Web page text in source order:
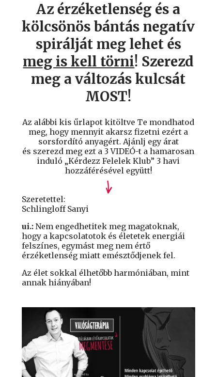
Az érzéketlenség és a
kölcsönös bántás negatív
spirálját meg lehet és
meg is kell törni! Szerezd
meg a változás kulcsát
MOST!
Az alábbi kis űrlapot kitöltve Te mondhatod
meg, hogy mennyit akarsz fizetni ezért a
sorsfordító anyagért. Ajánlj egy árat
és szerezd meg ezt a 3 VIDEÓ-t a hamarosan
induló „Kérdezz Felelek Klub” 3 havi
hozzáférésével együtt!
Szeretettel:
Schlingloff Sanyi
ui.: Nem engedhetitek meg magatoknak,
hogy a kapcsolatotok és életetek energiái
felszínes, egymást meg nem értő
érzéketlenség miatt emésztődjenek fel.
Az élet sokkal élhetőbb harmóniában, mint
annak hiányában!